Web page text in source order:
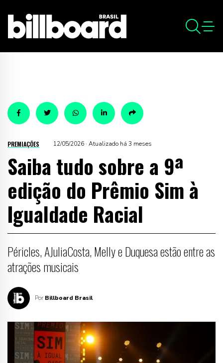
PREMIAÇÕES 12/05/2026 · Atualizado há 3 meses
Saiba tudo sobre a 9ª
edição do Prêmio Sim à
Igualdade Racial
Péricles, AJuliaCosta, Melly e Duquesa estão entre as
atrações musicais
Por Billboard Brasil